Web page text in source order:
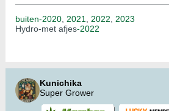
buiten-2020 2021 2022
2023
Hydro-met afjes-2022
Kunichika
Super Grower